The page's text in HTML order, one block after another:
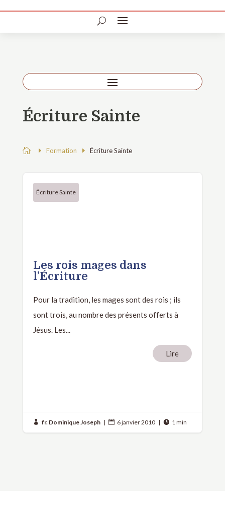
Écriture Sainte
 Formation Écriture Sainte
Écriture Sainte
Les rois mages dans
l’Écriture
Pour la tradition, les mages sont des rois ; ils
sont trois, au nombre des présents offerts à
Jésus. Les...
Lire
 fr. Dominique Joseph |  6 janvier 2010 |  1 min